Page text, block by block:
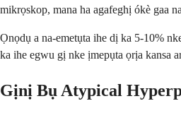
mikrọskop, mana ha agafeghị ókè gaa
Ọnọdụ a na-emetụta ihe dị ka 5-10%
ka ihe egwu gị nke ịmepụta ọrịa kansa
Gịnị Bụ Atypical